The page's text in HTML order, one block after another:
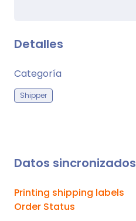
Detalles
Categoría
Shipper
Datos sincronizados
Printing shipping labels
Order Status